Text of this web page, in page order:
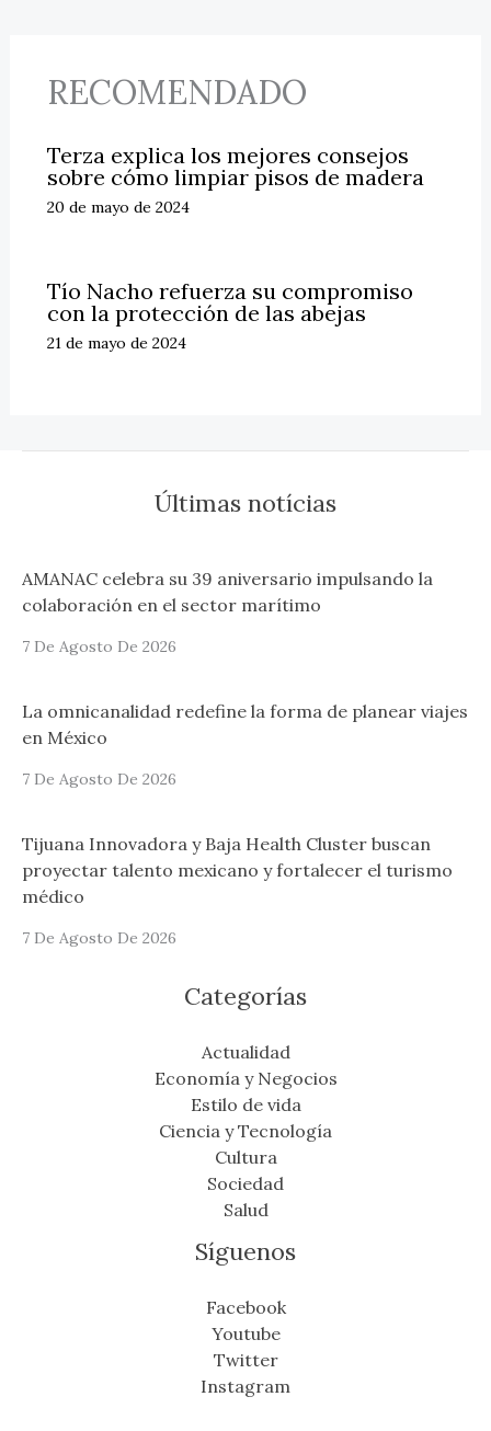
RECOMENDADO
Terza explica los mejores consejos
sobre cómo limpiar pisos de madera
20 de mayo de 2024
Tío Nacho refuerza su compromiso
con la protección de las abejas
21 de mayo de 2024
Últimas notícias
AMANAC celebra su 39 aniversario impulsando la
colaboración en el sector marítimo
7 De Agosto De 2026
La omnicanalidad redefine la forma de planear viajes
en México
7 De Agosto De 2026
Tijuana Innovadora y Baja Health Cluster buscan
proyectar talento mexicano y fortalecer el turismo
médico
7 De Agosto De 2026
Categorías
Actualidad
Economía y Negocios
Estilo de vida
Ciencia y Tecnología
Cultura
Sociedad
Salud
Síguenos
Facebook
Youtube
Twitter
Instagram